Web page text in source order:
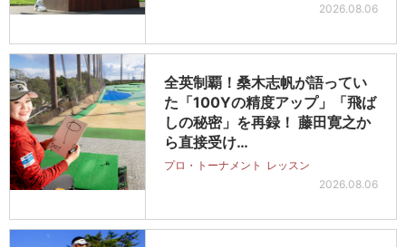
2026.08.06
全英制覇！桑木志帆が語ってい
た「100Yの精度アップ」「飛ば
しの秘密」を再録！ 藤田寛之か
ら直接受け…
プロ・トーナメント レッスン
2026.08.06